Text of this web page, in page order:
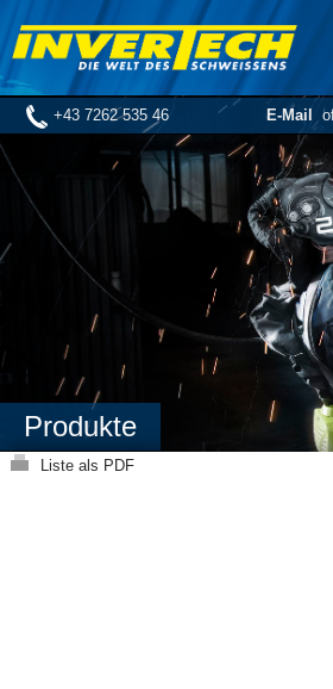
+43 7262 535 46 E-Mail
Produkte
Liste als PDF